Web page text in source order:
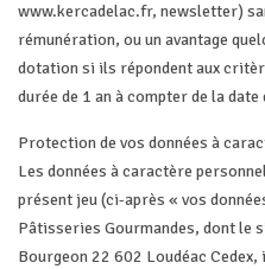
www.kercadelac.fr, newsletter)
rémunération, ou un avantage
dotation si ils répondent aux
durée de 1 an à compter de la
Protection de vos données à
Les données à caractère
présent jeu (ci-après « vos
Pâtisseries Gourmandes, dont le
Bourgeon 22 602 Loudéac